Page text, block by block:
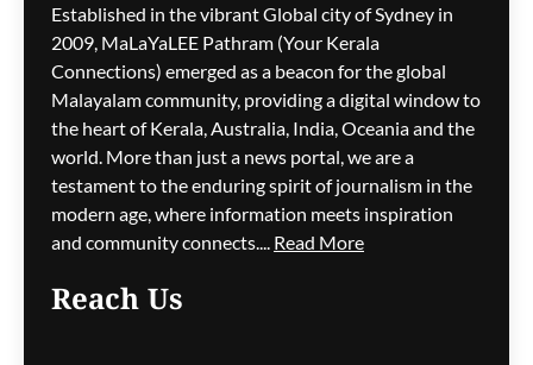
ബിജെപിയിൽ
പൊട്ടിത്തെറി;
കോതമംഗലത്ത് ജനറൽ
സെക്രട്ടറിമാർ രാജിവച്ചു
ഗീത ദാസ്‌ 12 hours ago 0
Established in the vibrant Global city of Sydney in
2009, MaLaYaLEE Pathram (Your Kerala
Connections) emerged as a beacon for the global
Malayalam community, providing a digital window to
the heart of Kerala, Australia, India, Oceania and the
world. More than just a news portal, we are a
testament to the enduring spirit of journalism in the
modern age, where information meets inspiration
and community connects.... Read More
Reach Us